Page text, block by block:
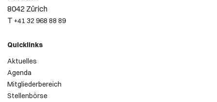
8042 Zürich
T +41 32 968 88 89
Quicklinks
Aktuelles
Agenda
Mitgliederbereich
Stellenbörse